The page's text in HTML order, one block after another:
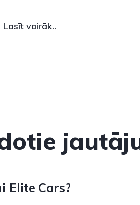
Lasīt vairāk..
Elite Cars?